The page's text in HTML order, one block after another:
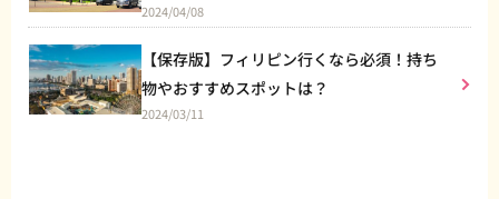
トなど総合施設
2024/04/08
【保存版】フィリピン行くなら必須！持ち
物やおすすめスポットは？
2024/03/11